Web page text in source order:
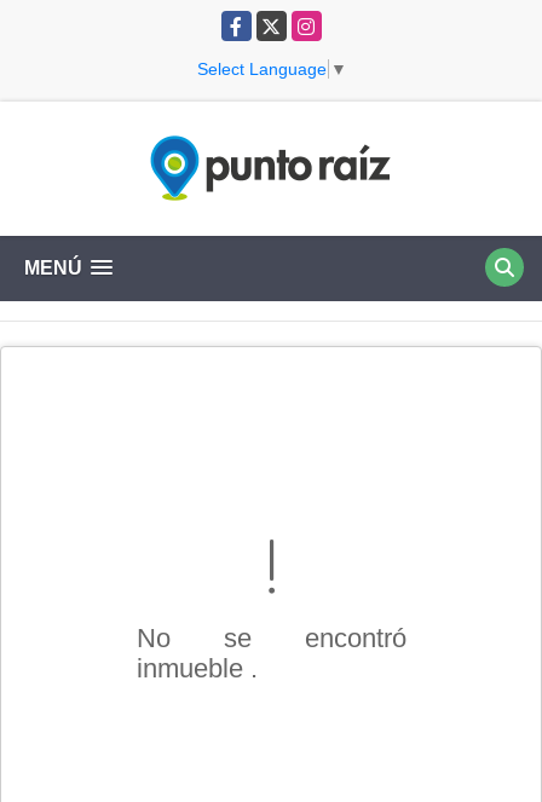
Facebook
X Instagram
Select Language ▼
MENÚ
No se encontró
inmueble .